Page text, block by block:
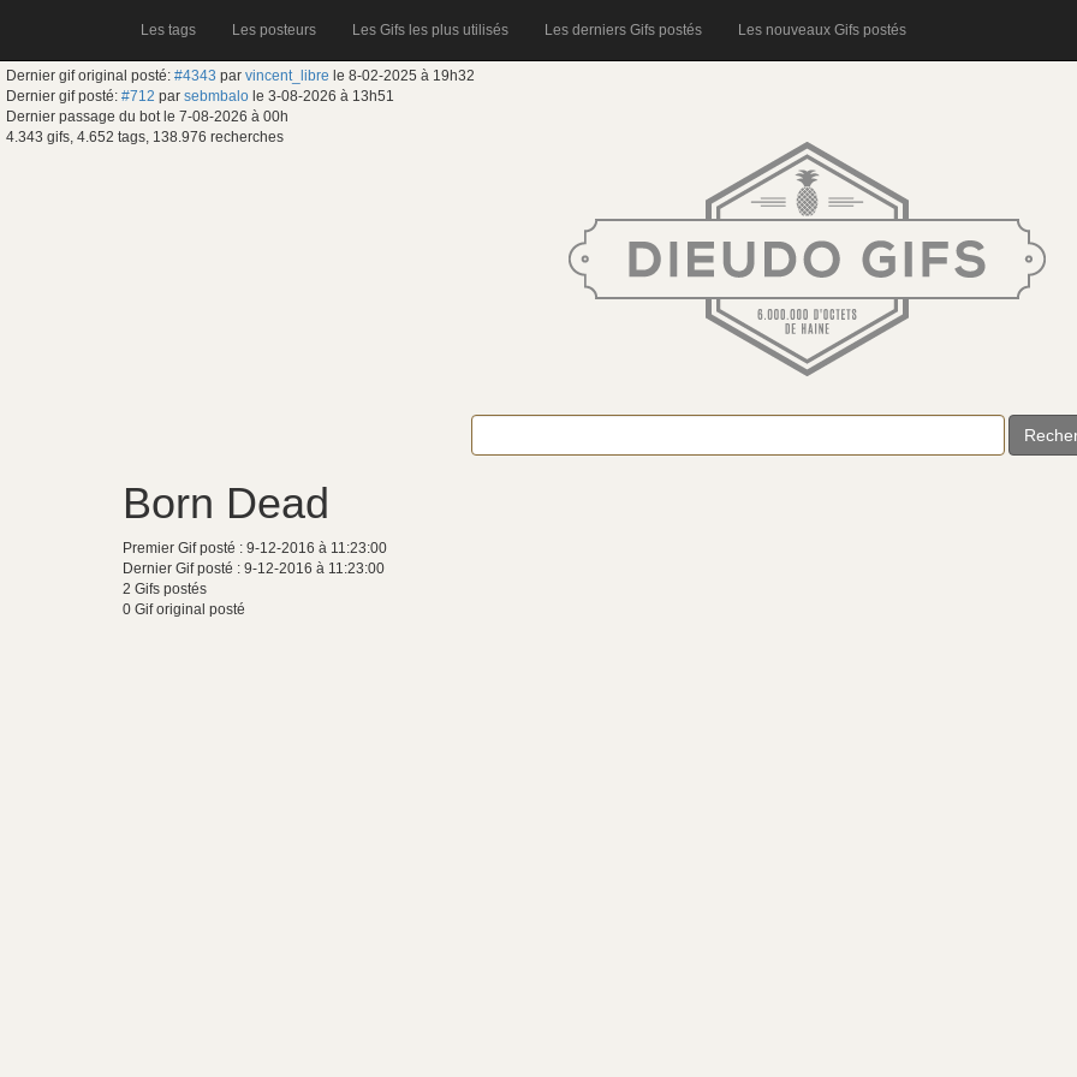
Les tags Les posteurs Les Gifs les plus utilisés Les derniers Gifs postés Les nouveaux Gifs postés
Dernier gif original posté: #4343 par vincent_libre le 8-02-2025 à 19h32
Dernier gif posté: #712 par sebmbalo le 3-08-2026 à 13h51
Dernier passage du bot le 7-08-2026 à 00h
4.343 gifs, 4.652 tags, 138.976 recherches
Born Dead
Premier Gif posté : 9-12-2016 à 11:23:00
Dernier Gif posté : 9-12-2016 à 11:23:00
2 Gifs postés
0 Gif original posté